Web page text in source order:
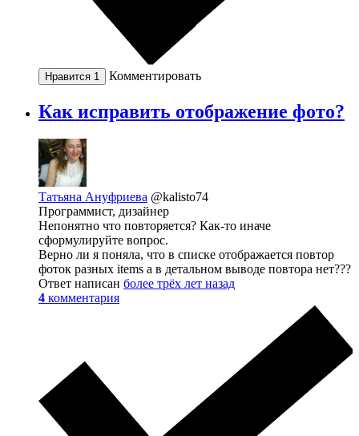
Нравится 1 Комментировать
Как исправить отображение фото?
Татьяна Ануфриева @kalisto74
Программист, дизайнер
Непонятно что повторяется? Как-то иначе
сформулируйте вопрос.
Верно ли я поняла, что в списке отображается повтор
фоток разных items а в детальном выводе повтора нет???
Ответ написан более трёх лет назад
4 комментария